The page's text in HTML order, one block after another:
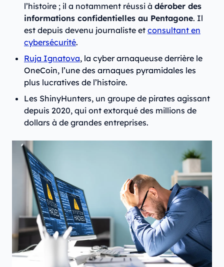
l’histoire ; il a notamment réussi à dérober des
informations confidentielles au Pentagone. Il
est depuis devenu journaliste et consultant en
cybersécurité.
Ruja Ignatova, la cyber arnaqueuse derrière le
OneCoin, l’une des arnaques pyramidales les
plus lucratives de l’histoire.
Les ShinyHunters, un groupe de pirates agissant
depuis 2020, qui ont extorqué des millions de
dollars à de grandes entreprises.